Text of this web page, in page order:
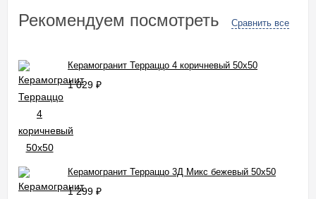
Рекомендуем посмотреть Сравнить все
Керамогранит Терраццо 4 коричневый 50x50
1 029 ₽
Керамогранит Терраццо 3Д Микс бежевый 50x50
1 299 ₽